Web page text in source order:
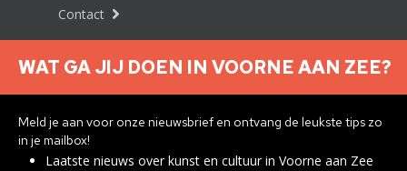
Contact
Nieuwsbrief aanmelden
WAT GA JIJ DOEN IN VOORNE AAN ZEE?
Meld je aan voor onze nieuwsbrief en ontvang de leukste tips zo
in je mailbox!
Laatste nieuws over kunst en cultuur in Voorne aan Zee